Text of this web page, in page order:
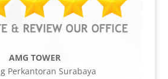
AMG TOWER
Perkantoran Surabaya